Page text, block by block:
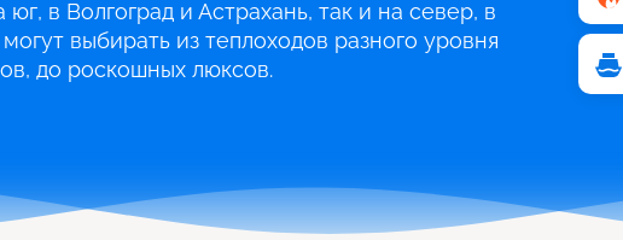
в Волгоград и Астрахань, так и на север, в
выбирать из теплоходов разного уровня
до роскошных люксов.